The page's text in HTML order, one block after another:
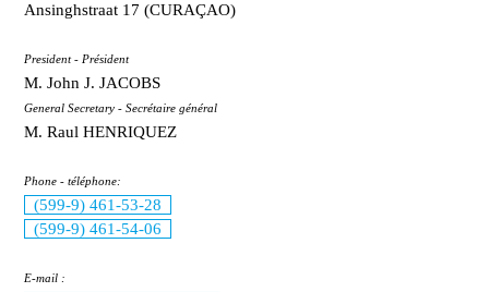
Ansinghstraat 17 (CURAÇAO)
President - Président
M. John J. JACOBS
General Secretary - Secrétaire général
M. Raul HENRIQUEZ
Phone - téléphone:
(599-9) 461-53-28
(599-9) 461-54-06
E-mail :